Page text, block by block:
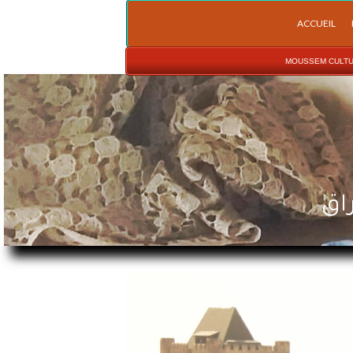
▾MOUSSEM
ACCUEIL